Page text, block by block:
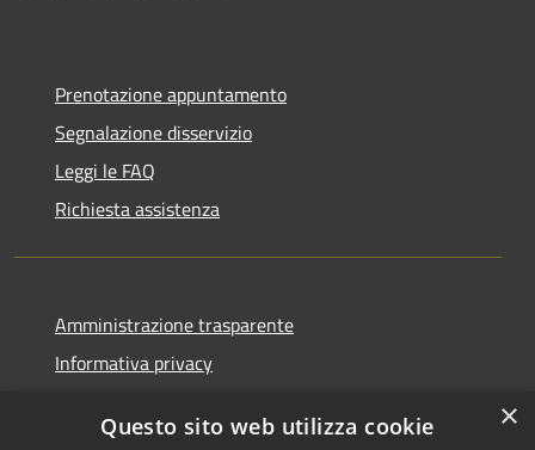
Prenotazione appuntamento
Segnalazione disservizio
Leggi le FAQ
Richiesta assistenza
Amministrazione trasparente
Informativa privacy
Dichiarazione di accessibilità
×
Questo sito web utilizza cookie